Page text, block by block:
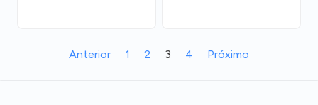
Anterior 1 2 3 4 Próximo